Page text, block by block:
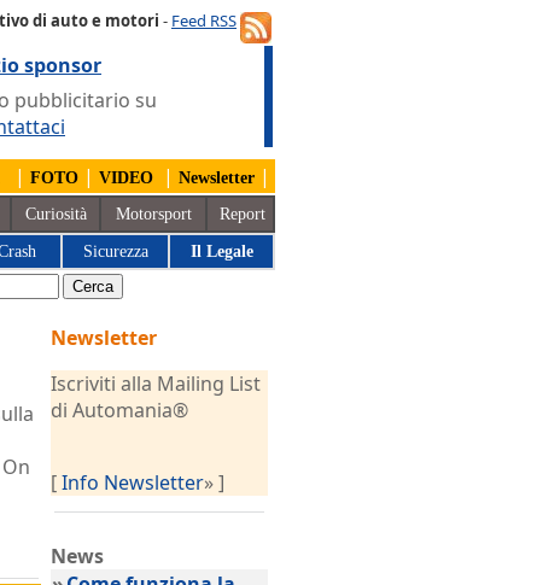
di auto e motori - Feed RSS
sponsor
pubblicitario su
| FOTO | VIDEO | Newsletter |
Curiosità Motorsport Report
Sicurezza Il Legale
Newsletter
Iscriviti alla Mailing List
di Automania®
[Info Newsletter» ]
News